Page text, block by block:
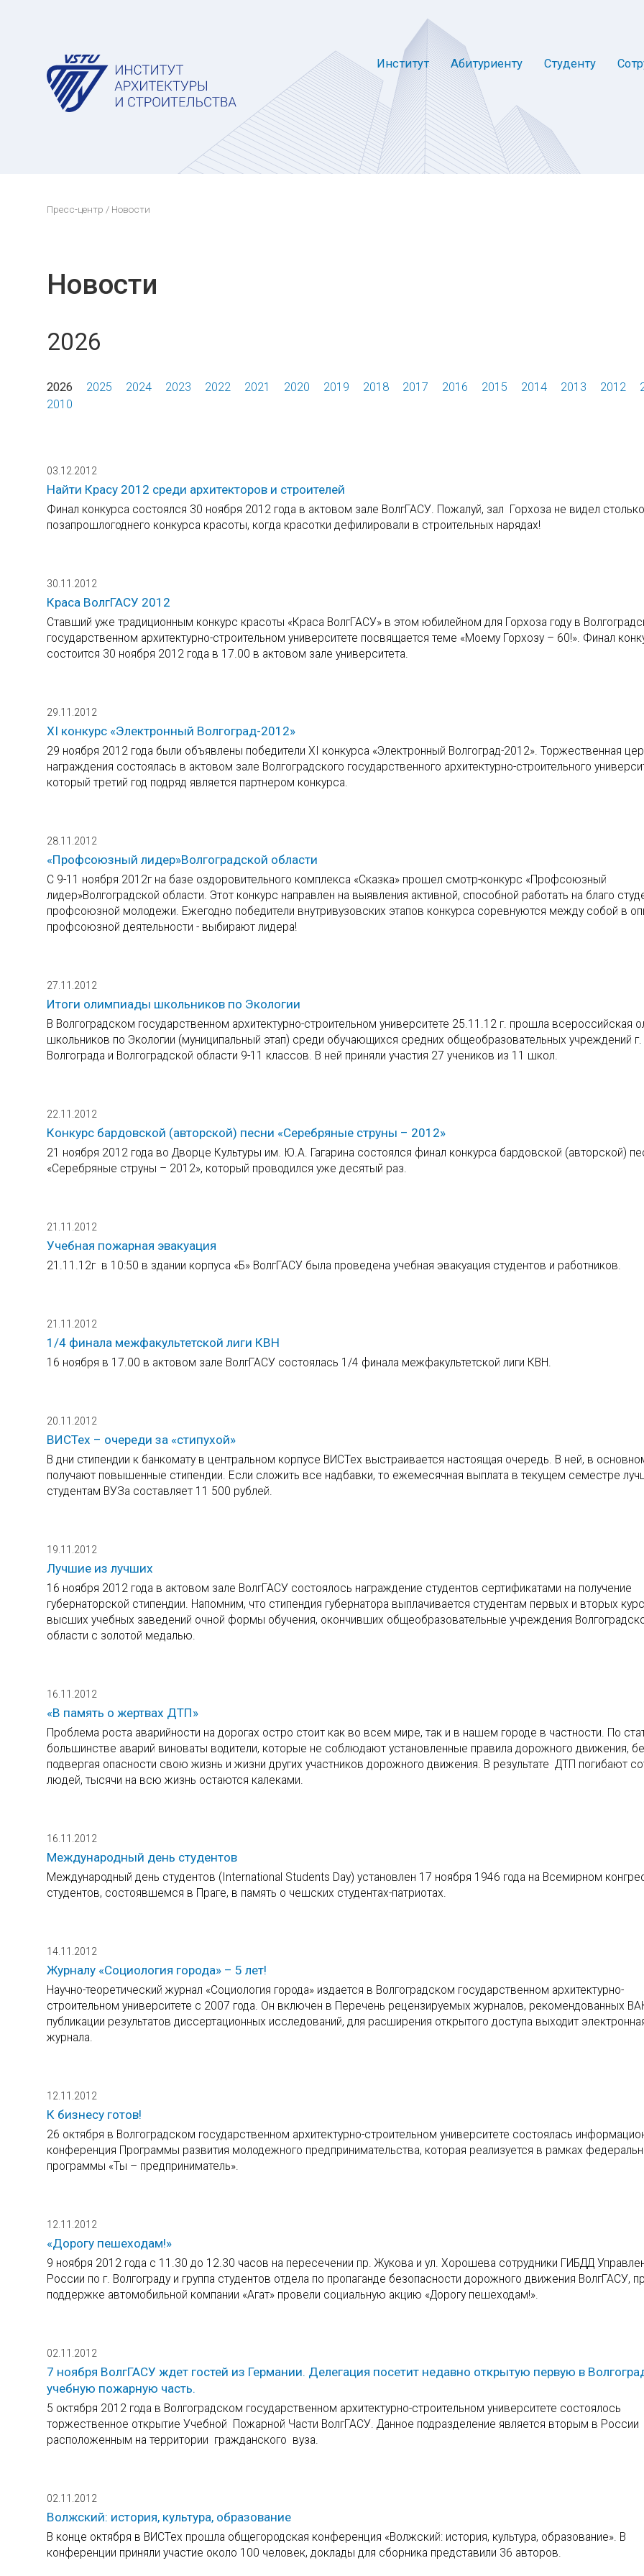
Институт Абитуриенту Студенту
Пресс-центр / Новости
Новости
2026
2026 2025 2024 2023 2022 2021 2020 2019 2018 2017 2016 2015 2014 2013 2012
2010
03.12.2012
Найти Красу 2012 среди архитекторов и строителей
Финал конкурса состоялся 30 ноября 2012 года в актовом зале ВолгГАСУ. Пожалуй, зал Горхоза не видел
позапрошлогоднего конкурса красоты, когда красотки дефилировали в строительных нарядах!
30.11.2012
Краса ВолгГАСУ 2012
Ставший уже традиционным конкурс красоты «Краса ВолгГАСУ» в этом юбилейном для Горхоза году в
государственном архитектурно-строительном университете посвящается теме «Моему Горхозу – 60!». Финал
состоится 30 ноября 2012 года в 17.00 в актовом зале университета.
29.11.2012
XI конкурс «Электронный Волгоград-2012»
29 ноября 2012 года были объявлены победители XI конкурса «Электронный Волгоград-2012». Торжественная
награждения состоялась в актовом зале Волгоградского государственного архитектурно-строительного
который третий год подряд является партнером конкурса.
28.11.2012
«Профсоюзный лидер»Волгоградской области
С 9-11 ноября 2012г на базе оздоровительного комплекса «Cказка» прошел смотр-конкурс «Профсоюзный
лидер»Волгоградской области. Этот конкурс направлен на выявления активной, способной работать на благо
профсоюзной молодежи. Ежегодно победители внутривузовских этапов конкурса соревнуются между собой в
профсоюзной деятельности - выбирают лидера!
27.11.2012
Итоги олимпиады школьников по Экологии
В Волгоградском государственном архитектурно-строительном университете 25.11.12 г. прошла всероссийская
школьников по Экологии (муниципальный этап) среди обучающихся средних общеобразовательных учреждений г.
Волгограда и Волгоградской области 9-11 классов. В ней приняли участия 27 учеников из 11 школ.
22.11.2012
Конкурс бардовской (авторской) песни «Серебряные струны – 2012»
21 ноября 2012 года во Дворце Культуры им. Ю.А. Гагарина состоялся финал конкурса бардовской (авторской)
«Серебряные струны – 2012», который проводился уже десятый раз.
21.11.2012
Учебная пожарная эвакуация
21.11.12г в 10:50 в здании корпуса «Б» ВолгГАСУ была проведена учебная эвакуация студентов и работников.
21.11.2012
1/4 финала межфакультетской лиги КВН
16 ноября в 17.00 в актовом зале ВолгГАСУ состоялась 1/4 финала межфакультетской лиги КВН.
20.11.2012
ВИСТех – очереди за «стипухой»
В дни стипендии к банкомату в центральном корпусе ВИСТех выстраивается настоящая очередь. В ней, в
получают повышенные стипендии. Если сложить все надбавки, то ежемесячная выплата в текущем семестре
студентам ВУЗа составляет 11 500 рублей.
19.11.2012
Лучшие из лучших
16 ноября 2012 года в актовом зале ВолгГАСУ состоялось награждение студентов сертификатами на получение
губернаторской стипендии. Напомним, что стипендия губернатора выплачивается студентам первых и вторых
высших учебных заведений очной формы обучения, окончивших общеобразовательные учреждения
области с золотой медалью.
16.11.2012
«В память о жертвах ДТП»
Проблема роста аварийности на дорогах остро стоит как во всем мире, так и в нашем городе в частности. По
большинстве аварий виноваты водители, которые не соблюдают установленные правила дорожного движения,
подвергая опасности свою жизнь и жизни других участников дорожного движения. В результате ДТП погибают
людей, тысячи на всю жизнь остаются калеками.
16.11.2012
Международный день студентов
Международный день студентов (International Students Day) установлен 17 ноября 1946 года на Всемирном
студентов, состоявшемся в Праге, в память о чешских студентах-патриотах.
14.11.2012
Журналу «Социология города» – 5 лет!
Научно-теоретический журнал «Социология города» издается в Волгоградском государственном архитектурно-
строительном университете с 2007 года. Он включен в Перечень рецензируемых журналов, рекомендованных
публикации результатов диссертационных исследований, для расширения открытого доступа выходит
журнала.
12.11.2012
К бизнесу готов!
26 октября в Волгоградском государственном архитектурно-строительном университете состоялась
конференция Программы развития молодежного предпринимательства, которая реализуется в рамках
программы «Ты – предприниматель».
12.11.2012
«Дорогу пешеходам!»
9 ноября 2012 года с 11.30 до 12.30 часов на пересечении пр. Жукова и ул. Хорошева сотрудники ГИБДД
России по г. Волгограду и группа студентов отдела по пропаганде безопасности дорожного движения ВолгГАСУ,
поддержке автомобильной компании «Агат» провели социальную акцию «Дорогу пешеходам!».
02.11.2012
7 ноября ВолгГАСУ ждет гостей из Германии. Делегация посетит недавно открытую первую в
учебную пожарную часть.
5 октября 2012 года в Волгоградском государственном архитектурно-строительном университете состоялось
торжественное открытие Учебной Пожарной Части ВолгГАСУ. Данное подразделение является вторым в России
расположенным на территории гражданского вуза.
02.11.2012
Волжский: история, культура, образование
В конце октября в ВИСТех прошла общегородская конференция «Волжский: история, культура, образование». В
конференции приняли участие около 100 человек, доклады для сборника представили 36 авторов.